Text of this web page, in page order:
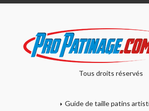
Tous droits réservés
Guide de taille patins